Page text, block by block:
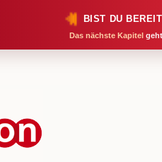
BIST DU
Das nächste Kapitel